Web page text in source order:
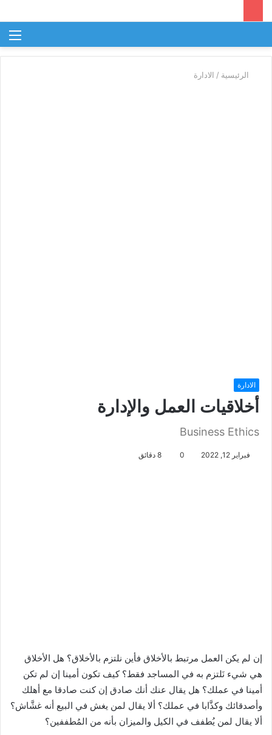
الرئيسية / الادارة
الادارة
أخلاقيات العمل والإدارة
Business Ethics
فبراير 12, 2022 0
إن لم يكن العمل مرتبط بالأخلاق فأين نلتزم بالأخلاق؟ هل الأخلاق
هي شيء نَلتزم به في المساجد فقط؟ كيف تكون أمينا إن لم تكن
أمينا في عملك؟ هل يقال عنك أنك صادق إن كنت صادقا مع أهلك
وأصدقائك وكذَّابا في عملك؟ ألا يقال لمن يغش في البيع أنه غشَّاش؟
ألا يقال لمن يُطفف في الكيل والميزان بأنه من المُطففين؟